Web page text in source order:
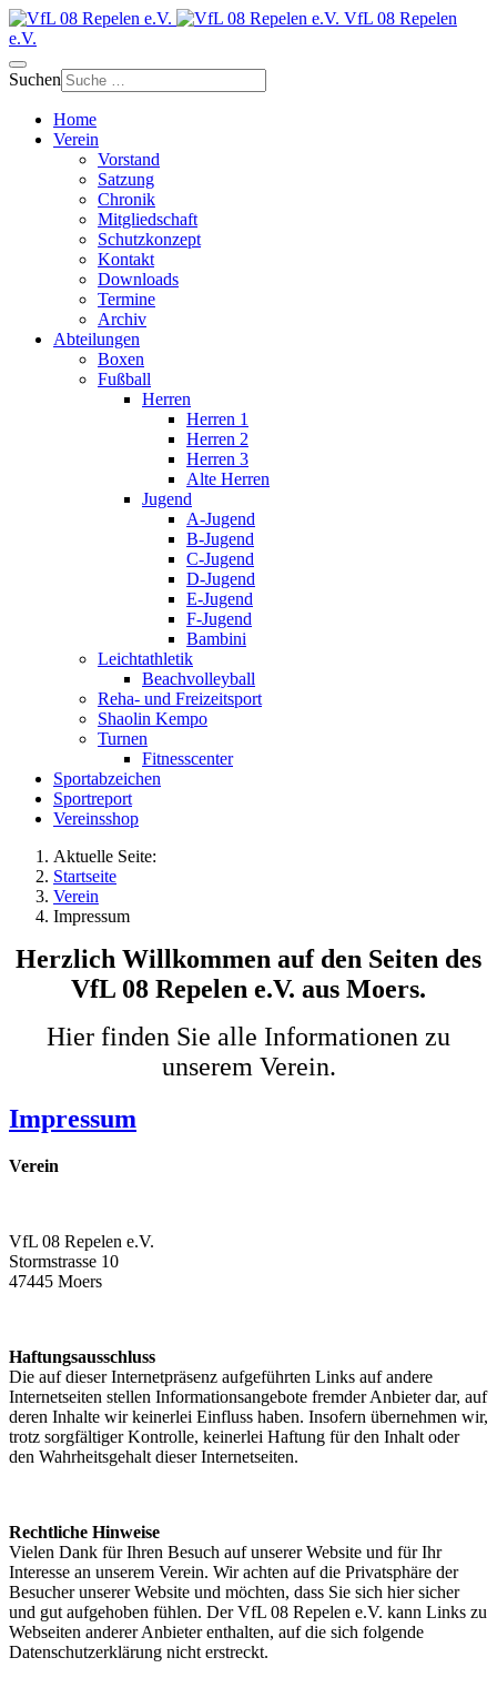
VfL 08 Repelen
e.V.
Suchen
Home
Verein
Vorstand
Satzung
Chronik
Mitgliedschaft
Schutzkonzept
Kontakt
Downloads
Termine
Archiv
Abteilungen
Boxen
Fußball
Herren
Herren 1
Herren 2
Herren 3
Alte Herren
Jugend
A-Jugend
B-Jugend
C-Jugend
D-Jugend
E-Jugend
F-Jugend
Bambini
Leichtathletik
Beachvolleyball
Reha- und Freizeitsport
Shaolin Kempo
Turnen
Fitnesscenter
Sportabzeichen
Sportreport
Vereinsshop
Aktuelle Seite:
Startseite
Verein
Impressum
Herzlich Willkommen auf den Seiten des
VfL 08 Repelen e.V. aus Moers.
Hier finden Sie alle Informationen zu
unserem Verein.
Impressum
Verein
VfL 08 Repelen e.V.
Stormstrasse 10
47445 Moers
Haftungsausschluss
Die auf dieser Internetpräsenz aufgeführten Links auf andere
Internetseiten stellen Informationsangebote fremder Anbieter dar, auf
deren Inhalte wir keinerlei Einfluss haben. Insofern übernehmen wir,
trotz sorgfältiger Kontrolle, keinerlei Haftung für den Inhalt oder
den Wahrheitsgehalt dieser Internetseiten.
Rechtliche Hinweise
Vielen Dank für Ihren Besuch auf unserer Website und für Ihr
Interesse an unserem Verein. Wir achten auf die Privatsphäre der
Besucher unserer Website und möchten, dass Sie sich hier sicher
und gut aufgehoben fühlen. Der VfL 08 Repelen e.V. kann Links zu
Webseiten anderer Anbieter enthalten, auf die sich folgende
Datenschutzerklärung nicht erstreckt.